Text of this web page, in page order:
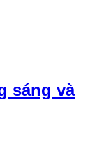
sáng và